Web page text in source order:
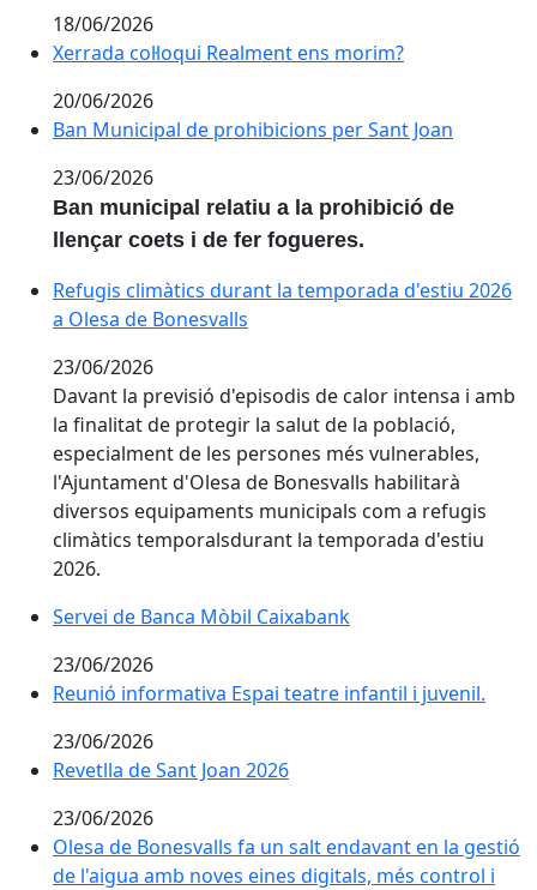
18/06/2026
Xerrada col·loqui Realment ens morim?
Xerrada col·loqui Realment ens morim?
20/06/2026
Ban Municipal de prohibicions per Sant Joan
Ban Municipal de prohibicions per Sant Joan
23/06/2026
Ban municipal relatiu a la prohibició de
llençar coets i de fer fogueres.
Refugis climàtics durant la temporada d'estiu 2026 a
Refugis climàtics durant la temporada d'estiu 2026
a Olesa de Bonesvalls
23/06/2026
Davant la previsió d'episodis de calor intensa i amb
la finalitat de protegir la salut de la població,
especialment de les persones més vulnerables,
l'Ajuntament d'Olesa de Bonesvalls habilitarà
diversos equipaments municipals com a refugis
climàtics temporalsdurant la temporada d'estiu
2026.
Servei de Banca Mòbil Caixabank
Servei de Banca Mòbil Caixabank
23/06/2026
Reunió informativa Espai teatre infantil i juvenil.
Reunió informativa Espai teatre infantil i juvenil.
23/06/2026
Revetlla de Sant Joan 2026
Revetlla de Sant Joan 2026
23/06/2026
Olesa de Bonesvalls fa un salt endavant en la
Olesa de Bonesvalls fa un salt endavant en la gestió
de l'aigua amb noves eines digitals, més control i